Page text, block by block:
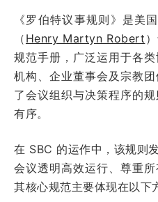
《罗伯特议事规则》是美
（ Henry Martyn Robert
规范手册，广泛运用于各
机构、企业董事会及宗教
了会议组织与决策程序的
有序。
在 SBC 的运作中，该规则
会议透明高效运行、尊重所
其核心规范主要体现在以下